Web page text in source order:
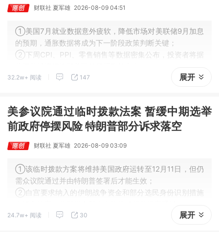
财联社 夏军雄 2026-08-09 04:51
①美国7月就业数据意外疲软，降低市场对美联储9月加息
的预期，通胀数据将成为下一阶段政策判断关键；
②下周CPI、PPI、零售销售等数据密集公布，投资者将据
32.2w+ 阅读 147 展开
美参议院通过临时拨款法案 暂缓中期选举
前政府停摆风险 特朗普部分诉求落空
财联社 夏军雄 2026-08-09 03:09
①该临时拨款方案将维持美国政府运转至12月11日，但仍
需众议院通过并由特朗普签署后才能生效；
②白宫要求纳入的伊朗战争资金和部分选民身份识别措施
③民主党希望避免选举前再次出现政府停摆，并借助特朗
24.7w+ 阅读 30 展开